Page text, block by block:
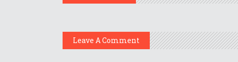
Leave A Comment